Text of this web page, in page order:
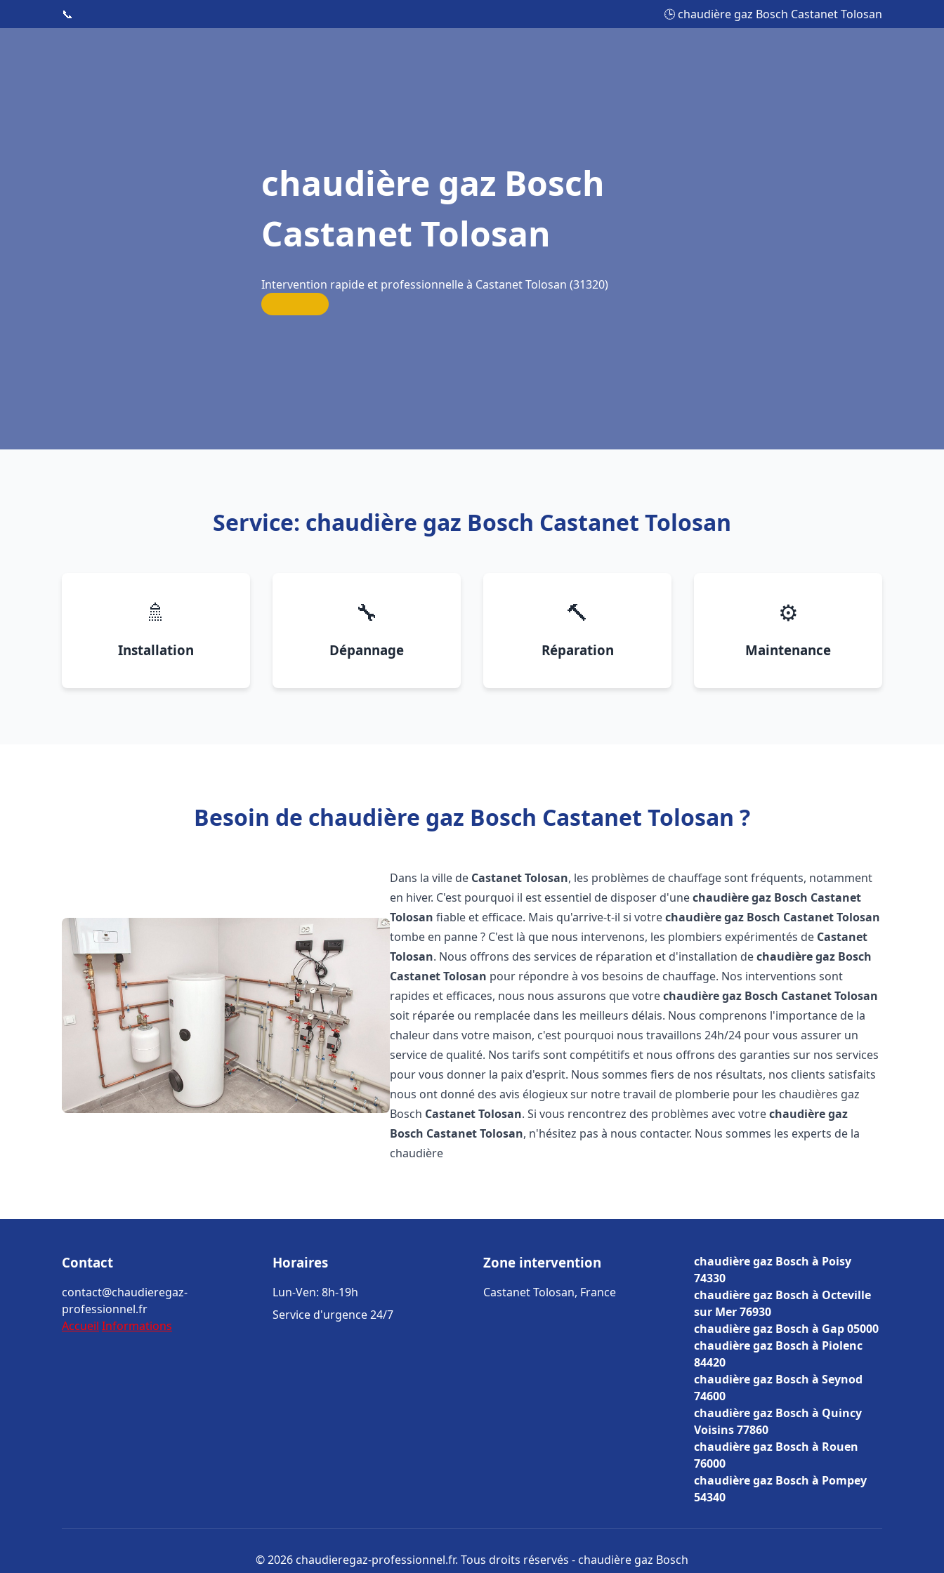
📞 🕒 chaudière gaz Bosch Castanet Tolosan
chaudière gaz Bosch
Castanet Tolosan
Intervention rapide et professionnelle à Castanet Tolosan (31320)
Service: chaudière gaz Bosch Castanet Tolosan
🚿
Installation
🔧
Dépannage
🔨
Réparation
⚙️
Maintenance
Besoin de chaudière gaz Bosch Castanet Tolosan ?
Dans la ville de Castanet Tolosan, les problèmes de chauffage sont fréquents, notamment
en hiver. C'est pourquoi il est essentiel de disposer d'unechaudière gaz Bosch Castanet
Tolosan fiable et efficace. Mais qu'arrive-t-il si votrechaudière gaz Bosch Castanet Tolosan
tombe en panne ? C'est là que nous intervenons, les plombiers expérimentés de Castanet
Tolosan. Nous offrons des services de réparation et d'installation dechaudière gaz Bosch
Castanet Tolosan pour répondre à vos besoins de chauffage. Nos interventions sont
rapides et efficaces, nous nous assurons que votrechaudière gaz Bosch Castanet Tolosan
soit réparée ou remplacée dans les meilleurs délais. Nous comprenons l'importance de la
chaleur dans votre maison, c'est pourquoi nous travaillons 24h/24 pour vous assurer un
service de qualité. Nos tarifs sont compétitifs et nous offrons des garanties sur nos services
pour vous donner la paix d'esprit. Nous sommes fiers de nos résultats, nos clients satisfaits
nous ont donné des avis élogieux sur notre travail de plomberie pour les chaudières gaz
Bosch Castanet Tolosan. Si vous rencontrez des problèmes avec votrechaudière gaz
Bosch Castanet Tolosan, n'hésitez pas à nous contacter. Nous sommes les experts de la
chaudière
Contact
contact@chaudieregaz-
professionnel.fr
Accueil Informations
Horaires
Lun-Ven: 8h-19h
Service d'urgence 24/7
Zone intervention
Castanet Tolosan, France
chaudière gaz Bosch à Poisy
74330
chaudière gaz Bosch à Octeville
sur Mer 76930
chaudière gaz Bosch à Gap 05000
chaudière gaz Bosch à Piolenc
84420
chaudière gaz Bosch à Seynod
74600
chaudière gaz Bosch à Quincy
Voisins 77860
chaudière gaz Bosch à Rouen
76000
chaudière gaz Bosch à Pompey
54340
© 2026 chaudieregaz-professionnel.fr. Tous droits réservés - chaudière gaz Bosch